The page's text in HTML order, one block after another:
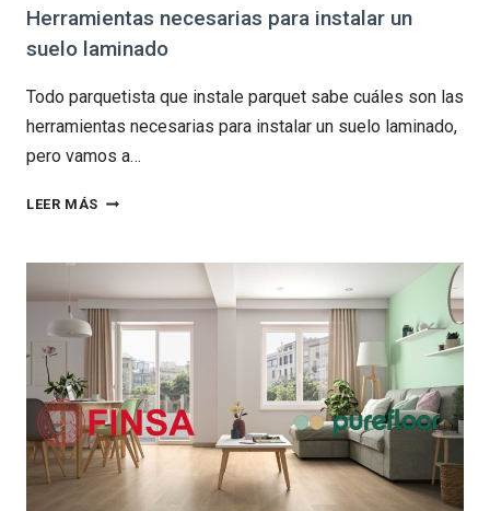
Herramientas necesarias para instalar un
suelo laminado
Todo parquetista que instale parquet sabe cuáles son las
herramientas necesarias para instalar un suelo laminado,
pero vamos a…
LEER MÁS HERRAMIENTAS
PARA
INSTALAR
UN
SUELO
LAMINADO